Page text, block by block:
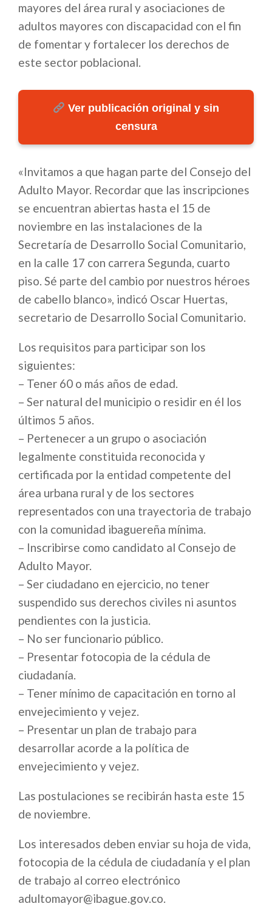
mayores del área rural y asociaciones de
adultos mayores con discapacidad con el fin
de fomentar y fortalecer los derechos de
este sector poblacional.
Ver publicación original y sin
censura
«Invitamos a que hagan parte del Consejo del
Adulto Mayor. Recordar que las inscripciones
se encuentran abiertas hasta el 15 de
noviembre en las instalaciones de la
Secretaría de Desarrollo Social Comunitario,
en la calle 17 con carrera Segunda, cuarto
piso. Sé parte del cambio por nuestros héroes
de cabello blanco», indicó Oscar Huertas,
secretario de Desarrollo Social Comunitario.
Los requisitos para participar son los
siguientes:
– Tener 60 o más años de edad.
– Ser natural del municipio o residir en él los
últimos 5 años.
– Pertenecer a un grupo o asociación
legalmente constituida reconocida y
certificada por la entidad competente del
área urbana rural y de los sectores
representados con una trayectoria de trabajo
con la comunidad ibaguereña mínima.
– Inscribirse como candidato al Consejo de
Adulto Mayor.
– Ser ciudadano en ejercicio, no tener
suspendido sus derechos civiles ni asuntos
pendientes con la justicia.
– No ser funcionario público.
– Presentar fotocopia de la cédula de
ciudadanía.
– Tener mínimo de capacitación en torno al
envejecimiento y vejez.
– Presentar un plan de trabajo para
desarrollar acorde a la política de
envejecimiento y vejez.
Las postulaciones se recibirán hasta este 15
de noviembre.
Los interesados deben enviar su hoja de vida,
fotocopia de la cédula de ciudadanía y el plan
de trabajo al correo electrónico
adultomayor@ibague.gov.co.